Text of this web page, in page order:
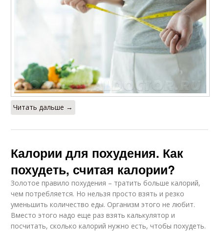
Читать дальше →
Калории для похудения. Как
похудеть, считая калории?
Золотое правило похудения – тратить больше калорий,
чем потребляется. Но нельзя просто взять и резко
уменьшить количество еды. Организм этого не любит.
Вместо этого надо еще раз взять калькулятор и
посчитать, сколько калорий нужно есть, чтобы похудеть.